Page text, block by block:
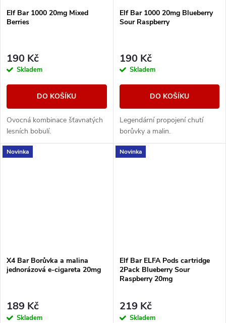
Elf Bar 1000 20mg Mixed
Berries
190 Kč
Skladem
DO KOŠÍKU
Ovocná kombinace šťavnatých
lesních bobulí.
Elf Bar 1000 20mg Blueberry
Sour Raspberry
190 Kč
Skladem
DO KOŠÍKU
Legendární propojení chutí
borůvky a malin.
Novinka
X4 Bar Borůvka a malina
jednorázová e-cigareta 20mg
189 Kč
Skladem
Novinka
Elf Bar ELFA Pods cartridge
2Pack Blueberry Sour
Raspberry 20mg
219 Kč
Skladem